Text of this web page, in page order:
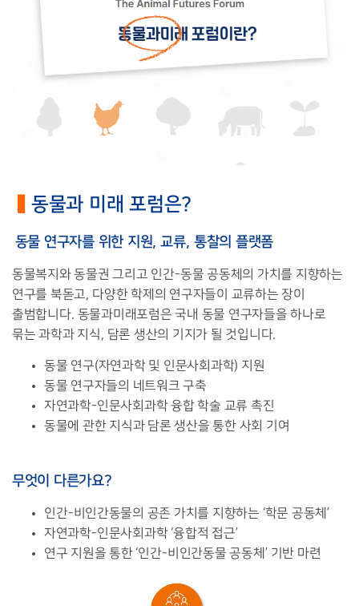
동물과 미래 포럼은?
동물 연구자를 위한 지원,교류, 통찰의 플랫폼
동물복지와 동물권 그리고 인간-동물 공동체의 가치를 지향하는
연구를 북돋고, 다양한 학제의 연구자들이 교류하는 장이
출범합니다. 동물과미래포럼은 국내 동물 연구자들을 하나로
묶는 과학과 지식, 담론 생산의 기지가 될 것입니다.
동물 연구(자연과학 및 인문사회과학) 지원
동물 연구자들의 네트워크 구축
자연과학-인문사회과학 융합 학술 교류 촉진
동물에 관한 지식과 담론 생산을 통한 사회 기여
무엇이 다른가요?
인간-비인간동물의 공존 가치를 지향하는 ‘학문 공동체’
자연과학-인문사회과학 ‘융합적 접근’
연구 지원을 통한 ‘인간-비인간동물 공동체 ’ 기반 마련